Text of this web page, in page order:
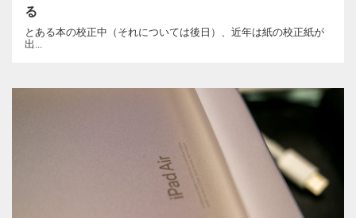
る
とある本の校正中（それについては後日）、近年は紙の校正紙が
出...